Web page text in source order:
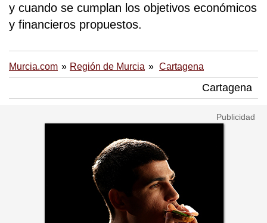
y cuando se cumplan los objetivos económicos
y financieros propuestos.
Murcia.com Región de Murcia Cartagena
Cartagena